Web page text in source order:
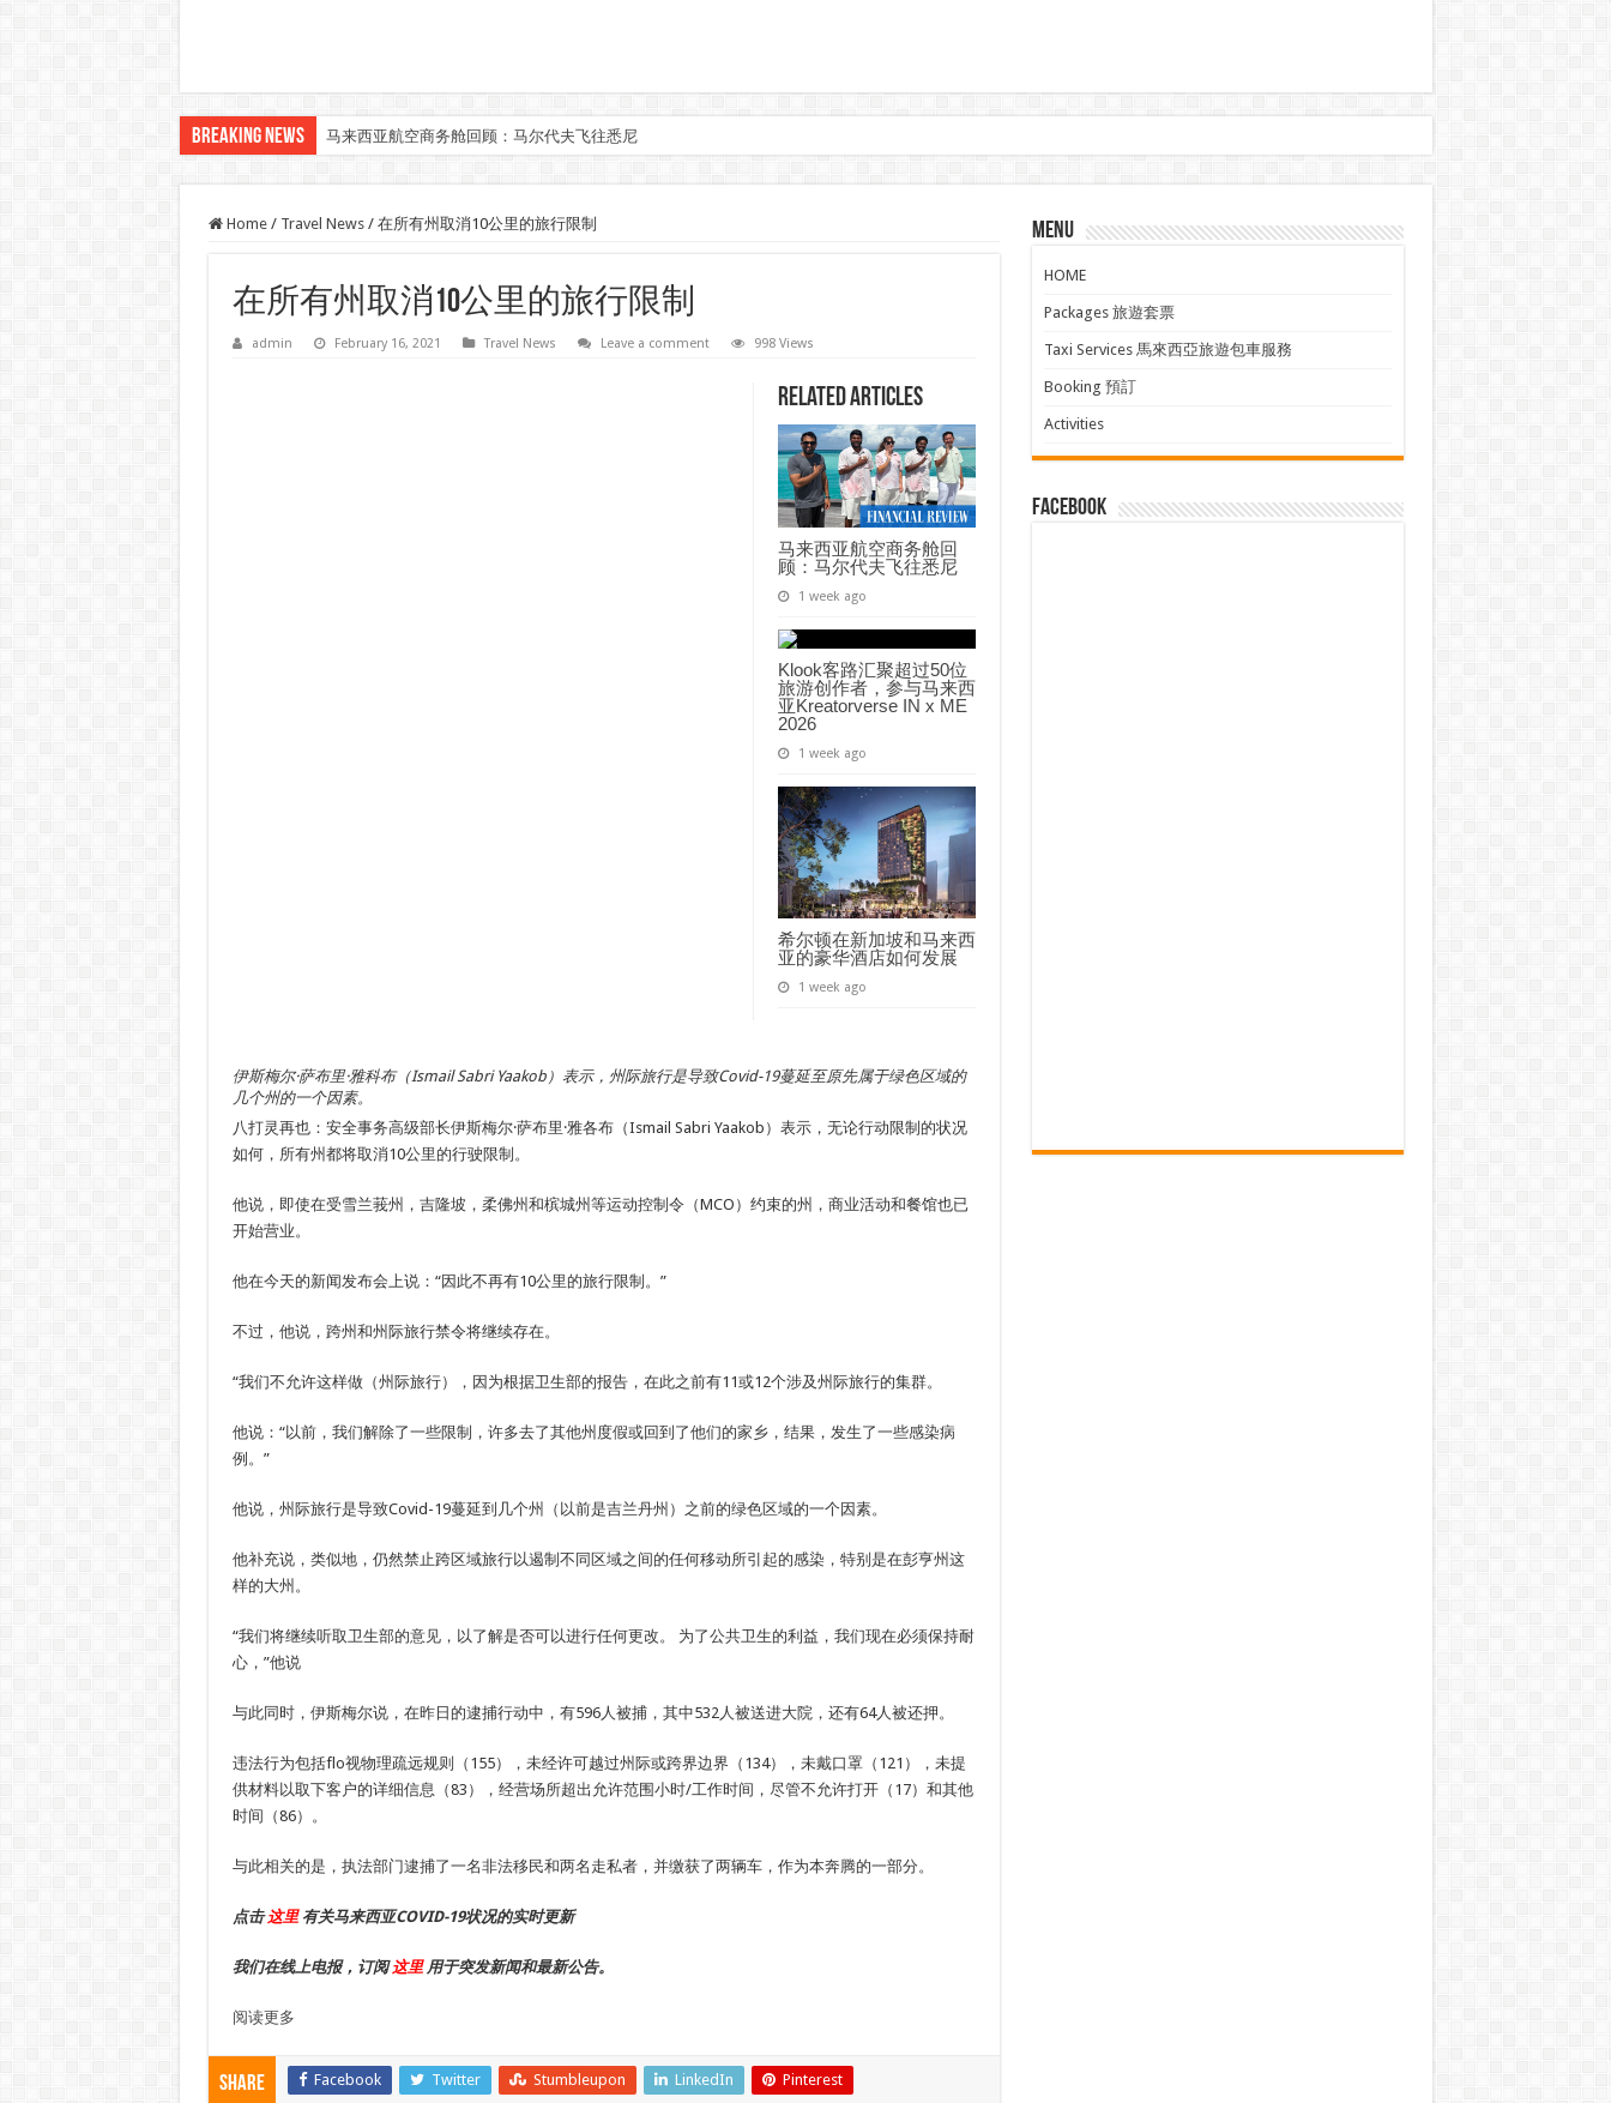
Breaking News 马来西亚航空商务舱回顾：马尔代夫飞往悉尼
Klook客路汇聚超过50位旅游创作者，参与马来西亚Kreatorverse IN x ME 2026
Home / Travel News / 在所有州取消10公里的旅行限制
在所有州取消10公里的旅行限制
admin February 16, 2021 Travel News Leave a comment 998 Views
Related Articles
马来西亚航空商务舱回
顾：马尔代夫飞往悉尼
1 week ago
Klook客路汇聚超过50位
旅游创作者，参与马来西
亚Kreatorverse IN x ME
2026
1 week ago
希尔顿在新加坡和马来西
亚的豪华酒店如何发展
1 week ago
伊斯梅尔·萨布里·雅科布（Ismail Sabri Yaakob）表示，州际旅行是导致Covid-19蔓延至原先属于绿色区域的
几个州的一个因素。
八打灵再也：安全事务高级部长伊斯梅尔·萨布里·雅各布（Ismail Sabri Yaakob）表示，无论行动限制的状况
如何，所有州都将取消10公里的行驶限制。
他说，即使在受雪兰莪州，吉隆坡，柔佛州和槟城州等运动控制令（MCO）约束的州，商业活动和餐馆也已
开始营业。
他在今天的新闻发布会上说：“因此不再有10公里的旅行限制。”
不过，他说，跨州和州际旅行禁令将继续存在。
“我们不允许这样做（州际旅行），因为根据卫生部的报告，在此之前有11或12个涉及州际旅行的集群。
他说：“以前，我们解除了一些限制，许多去了其他州度假或回到了他们的家乡，结果，发生了一些感染病
例。”
他说，州际旅行是导致Covid-19蔓延到几个州（以前是吉兰丹州）之前的绿色区域的一个因素。
他补充说，类似地，仍然禁止跨区域旅行以遏制不同区域之间的任何移动所引起的感染，特别是在彭亨州这
样的大州。
“我们将继续听取卫生部的意见，以了解是否可以进行任何更改。 为了公共卫生的利益，我们现在必须保持耐
心，”他说
与此同时，伊斯梅尔说，在昨日的逮捕行动中，有596人被捕，其中532人被送进大院，还有64人被还押。
违法行为包括flo视物理疏远规则（155），未经许可越过州际或跨界边界（134），未戴口罩（121），未提
供材料以取下客户的详细信息（83），经营场所超出允许范围小时/工作时间，尽管不允许打开（17）和其他
时间（86）。
与此相关的是，执法部门逮捕了一名非法移民和两名走私者，并缴获了两辆车，作为本奔腾的一部分。
点击这里有关马来西亚COVID-19状况的实时更新
我们在线上电报，订阅这里用于突发新闻和最新公告。
阅读更多
Share Facebook Twitter Stumbleupon LinkedIn Pinterest
Menu
HOME
Packages 旅遊套票
Taxi Services 馬來西亞旅遊包車服務
Booking 預訂
Activities
facebook